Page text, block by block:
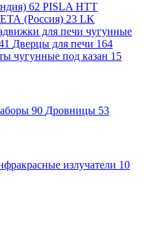
62 PISLA HTT
(Россия) 23 LK
для печи чугунные
Дверцы для печи 164
чугунные под казан 15
90 Дровницы 53
излучатели 10